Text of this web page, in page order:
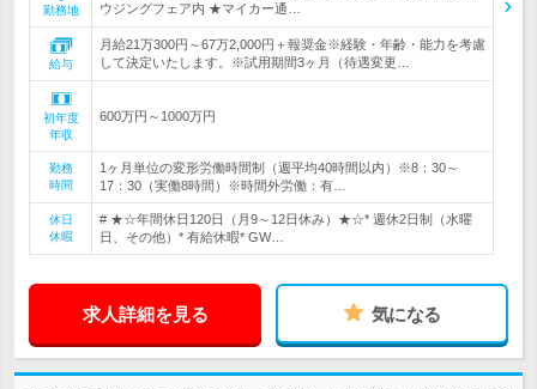
勤務地
ウジングフェア内 ★マイカー通…
給与
月給21万300円～67万2,000円＋報奨金※経験・年齢・能力を考慮
して決定いたします。※試用期間3ヶ月（待遇変更…
初年度
年収
600万円～1000万円
勤務
時間
1ヶ月単位の変形労働時間制（週平均40時間以内）※8：30～
17：30（実働8時間）※時間外労働：有…
休日
休暇
# ★☆年間休日120日（月9～12日休み）★☆* 週休2日制（水曜
日、その他）* 有給休暇* GW…
求人詳細を見る 気になる